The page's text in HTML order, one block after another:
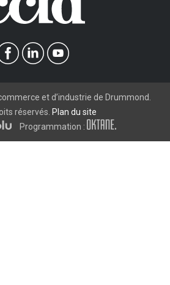
et d’industrie de Drummond.
réservés. Plan du site
Programmation :